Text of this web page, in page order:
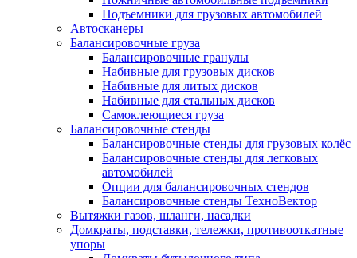
Подъемники для грузовых автомобилей
Автосканеры
Балансировочные груза
Балансировочные гранулы
Набивные для грузовых дисков
Набивные для литых дисков
Набивные для стальных дисков
Самоклеющиеся груза
Балансировочные стенды
Балансировочные стенды для грузовых колёс
Балансировочные стенды для легковых
автомобилей
Опции для балансировочных стендов
Балансировочные стенды ТехноВектор
Вытяжки газов, шланги, насадки
Домкраты, подставки, тележки, противооткатные
упоры